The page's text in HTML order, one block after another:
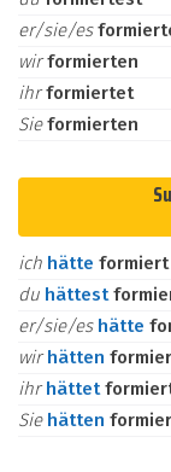
er/sie/es
wirformierten
ihrformiertet
Sieformierten
ich hätte formiert
du hättest
er/sie/es hätte
wirhätten
ihrhättet
Sie hätten